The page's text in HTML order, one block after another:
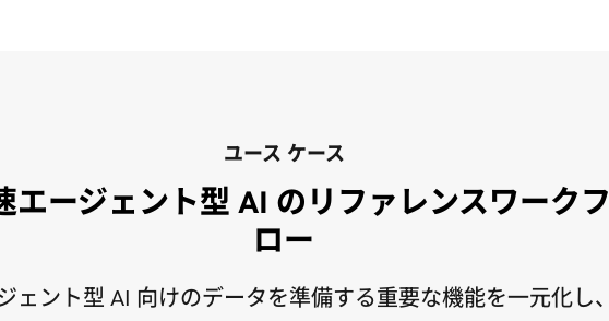
ユース ケース
エージェント型 AI のリファレンスワークフ
ロー
ェント型 AI 向けのデータを準備する重要な機能を一元化し、